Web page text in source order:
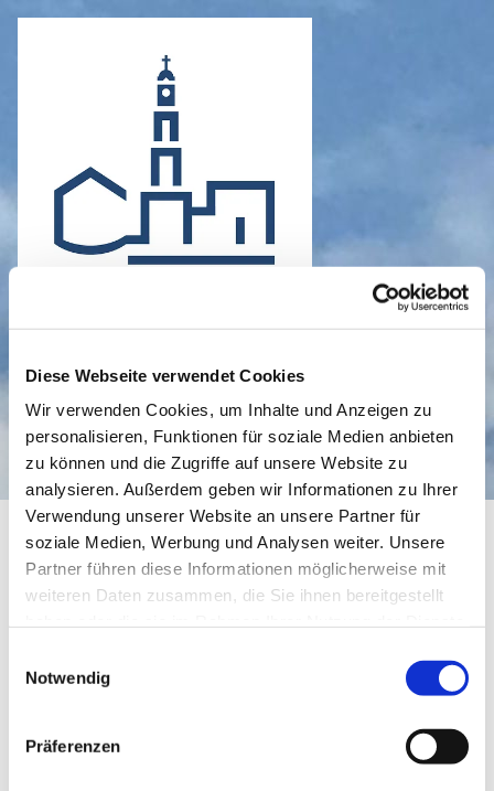
Diese Webseite verwendet Cookies
Wir verwenden Cookies, um Inhalte und Anzeigen zu
personalisieren, Funktionen für soziale Medien anbieten
zu können und die Zugriffe auf unsere Website zu
analysieren. Außerdem geben wir Informationen zu Ihrer
Verwendung unserer Website an unsere Partner für
soziale Medien, Werbung und Analysen weiter. Unsere
Partner führen diese Informationen möglicherweise mit
weiteren Daten zusammen, die Sie ihnen bereitgestellt
Notwendig
Präferenzen
+ Dienst Ann-Kristin / Andreas